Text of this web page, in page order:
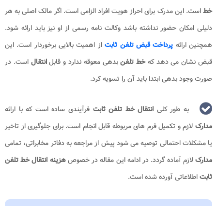
خطاست. این مدرک برای احراز هویت افراد الزامی است. اگر مالک اصلی به هر
دلیلی امکان حضور نداشته باشد وکالت ‌نامه رسمی از او نیز باید ارائه شود.
همچنین ارائه پرداخت‌ قبض تلفن ثابت از اهمیت بالایی برخوردار است. این
قبض نشان می ‌دهد کهخط تلفنبدهی معوقه ندارد و قابلانتقالاست. در
صورت وجود بدهی ابتدا باید آن را تسویه کرد.
به طور کلی انتقال خط تلفن ثابتفرآیندی ساده است که با ارائه
مدارک لازم و تکمیل فرم‌ های مربوطه قابل انجام است. برای جلوگیری از تاخیر
یا مشکلات احتمالی توصیه می‌ شود پیش از مراجعه به دفاتر مخابراتی، تمامی
مدارکلازم آماده گردد. در ادامه این مقاله در خصوصهزینه انتقال خط تلفن
ثابتاطلاعاتی آورده شده است.